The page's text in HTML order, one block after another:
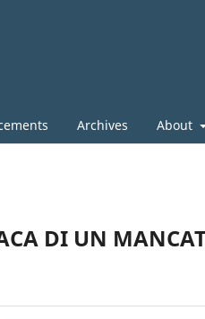
Archives About
DI UN